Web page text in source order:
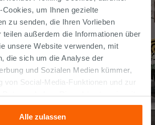
um Ihnen gezielte
zu senden, die Ihren Vorlieben
teilen außerdem die Informationen über
unsere Website verwenden, mit
die sich um die Analyse der
und Sozialen Medien kümmer,
von Social-Media-Funktionen und zur
Diese könnten sie mit
die Sie ihnen geliefert haben oder
Verwendung ihrer Dienste
Alle zulassen